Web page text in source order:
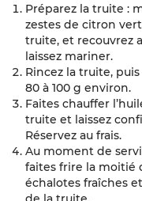
Préparez la truite :
zestes de citron
truite, et recouvrez
laissez mariner.
Rincez la truite,
80 à 100 g environ.
Faites chauffer
truite et laissez
Réservez au frais.
Au moment de
faites frire la moitié
échalotes fraîches